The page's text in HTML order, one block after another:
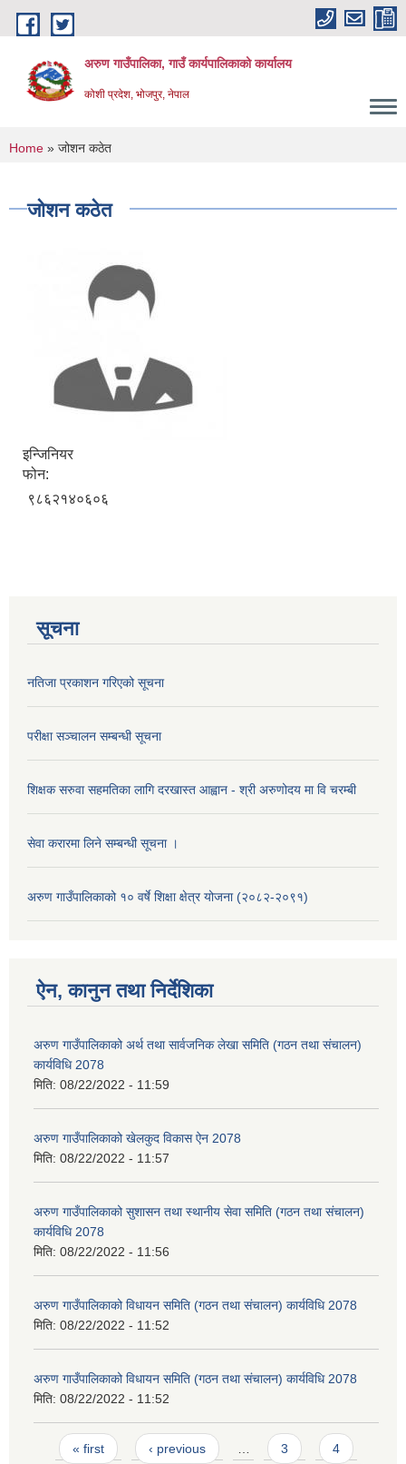
Skip to main content
अरुण गाउँपालिका, गाउँ कार्यपालिकाको कार्यालय
कोशी प्रदेश, भोजपुर, नेपाल
You are here
Home » जोशन कठेत
जोशन कठेत
इन्जिनियर
फोन:
९८६२१४०६०६
सूचना
नतिजा प्रकाशन गरिएको सूचना
परीक्षा सञ्चालन सम्बन्धी सूचना
शिक्षक सरुवा सहमतिका लागि दरखास्त आह्वान - श्री अरुणोदय मा वि चरम्बी
सेवा करारमा लिने सम्बन्धी सूचना ।
अरुण गाउँपालिकाको १० वर्षे शिक्षा क्षेत्र योजना (२०८२-२०९१)
ऐन, कानुन तथा निर्देशिका
अरुण गाउँपालिकाको अर्थ तथा सार्वजनिक लेखा समिति (गठन तथा संचालन)
कार्यविधि 2078
मिति: 08/22/2022 - 11:59
अरुण गाउँपालिकाको खेलकुद विकास ऐन 2078
मिति: 08/22/2022 - 11:57
अरुण गाउँपालिकाको सुशासन तथा स्थानीय सेवा समिति (गठन तथा संचालन)
कार्यविधि 2078
मिति: 08/22/2022 - 11:56
अरुण गाउँपालिकाको विधायन समिति (गठन तथा संचालन) कार्यविधि 2078
मिति: 08/22/2022 - 11:52
अरुण गाउँपालिकाको विधायन समिति (गठन तथा संचालन) कार्यविधि 2078
मिति: 08/22/2022 - 11:52
Pages
« first ‹ previous 3 4